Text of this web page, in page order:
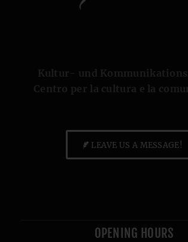
Kultur- und
Centro per la cultura e la
LEAVE US A MESSAGE!
OPENING HOURS